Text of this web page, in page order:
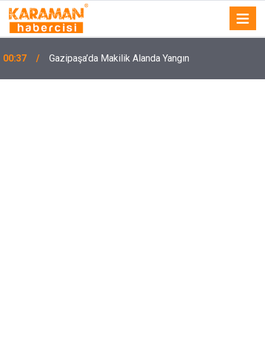
00:37 Gazipaşa’da Makilik Alanda Yangın